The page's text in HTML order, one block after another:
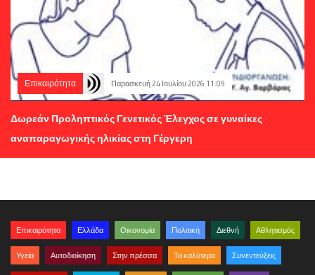
Επικαιρότητα Παρασκευή 24 Ιουλίου 2026 11:09
Δωρεάν Προληπτικός Γενετικός Έλεγχος σε γυναίκες
αναπαραγωγικής ηλικίας στη Γέργερη
Επικαιρότητα Ελλάδα Οικονομία Πολιτική Διεθνή Αθλητισμός
Υγεία Αυτοδιοίκηση Στην πρέσσα Τα καλύτερα Συνεντεύξεις